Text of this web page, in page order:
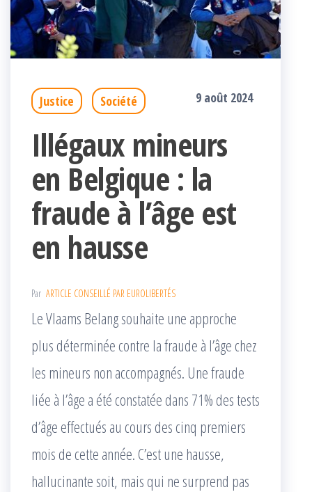
Justice Société 9 août 2024
Illégaux mineurs
en Belgique : la
fraude à l’âge est
en hausse
Par ARTICLE CONSEILLÉ PAR EUROLIBERTÉS
Le Vlaams Belang souhaite une approche
plus déterminée contre la fraude à l’âge chez
les mineurs non accompagnés. Une fraude
liée à l’âge a été constatée dans 71% des tests
d’âge effectués au cours des cinq premiers
mois de cette année. C’est une hausse,
hallucinante soit, mais qui ne surprend pas